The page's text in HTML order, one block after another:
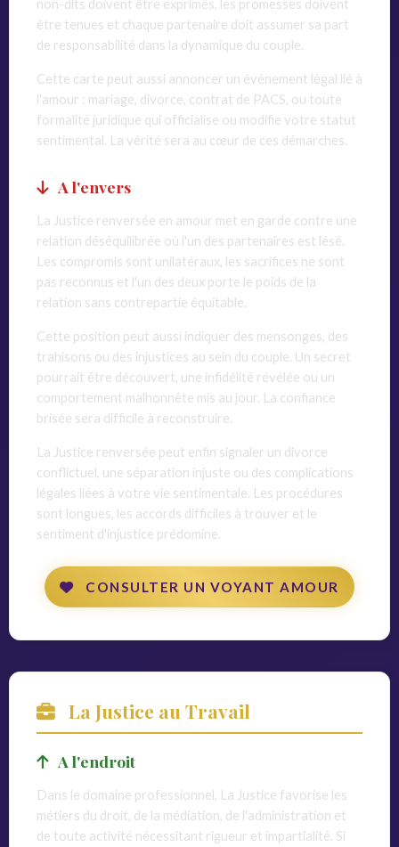
non-dits doivent être exprimés, les promesses doivent
être tenues et chaque partenaire doit assumer sa part
de responsabilité dans la dynamique du couple.
Cette carte peut aussi annoncer un événement légal lié à
l'amour : mariage, divorce, contrat de PACS, ou toute
formalité juridique qui officialise ou modifie votre statut
sentimental. La vérité sera au cœur de ces démarches.
A l'envers
La Justice renversée en amour met en garde contre une
relation déséquilibrée où l'un des partenaires est lésé.
Les compromis sont unilatéraux, les sacrifices ne sont
pas reconnus et l'un des deux porte le poids de la
relation sans contrepartie équitable.
Cette position peut aussi indiquer des mensonges, des
trahisons ou des injustices au sein du couple. Un secret
pourrait être découvert, une infidélité révélée ou un
comportement malhonnête mis au jour. La confiance
brisée sera difficile à reconstruire.
La Justice renversée peut enfin signaler un divorce
conflictuel, une séparation injuste ou des complications
légales liées à votre vie sentimentale. Les procédures
sont longues, les accords difficiles à trouver et le
sentiment d'injustice prédomine.
CONSULTER UN VOYANT AMOUR
La Justice au Travail
A l'endroit
Dans le domaine professionnel, La Justice favorise les
métiers du droit, de la médiation, de l'administration et
de toute activité nécessitant rigueur et impartialité. Si